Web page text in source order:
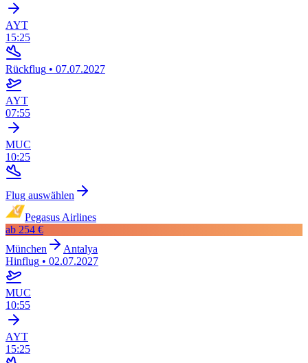
AYT
15:25
Rückflug • 07.07.2027
AYT
07:55
MUC
10:25
Flug auswählen
Pegasus Airlines
ab 254 €
München
Antalya
Hinflug • 02.07.2027
MUC
10:55
AYT
15:25